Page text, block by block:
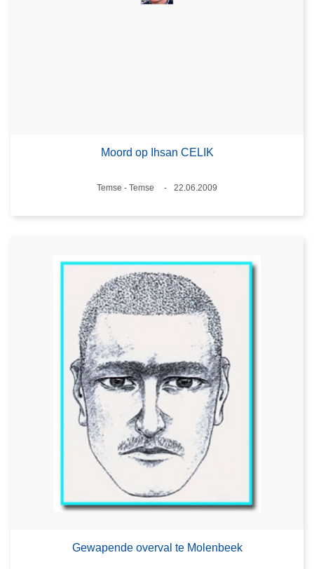
Moord op Ihsan CELIK
Plaats
Temse - Temse
22.06.2009
Gewapende overval te Molenbeek